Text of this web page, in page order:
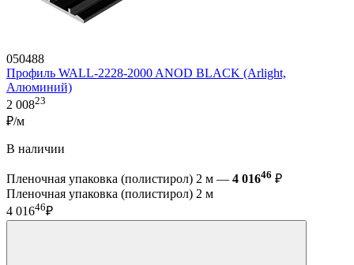
050488
Профиль WALL-2228-2000 ANOD BLACK (Arlight,
Алюминий)
2 00823
₽/м
В наличии
Пленочная упаковка (полистирол) 2 м — 4 01646 ₽
Пленочная упаковка (полистирол) 2 м
4 01646₽